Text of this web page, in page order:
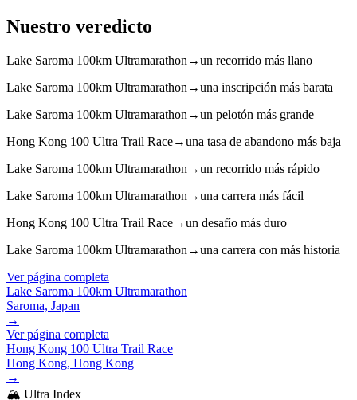
Nuestro veredicto
Lake Saroma 100km Ultramarathon →un recorrido más llano
Lake Saroma 100km Ultramarathon →una inscripción más barata
Lake Saroma 100km Ultramarathon →un pelotón más grande
Hong Kong 100 Ultra Trail Race→una tasa de abandono más baja
Lake Saroma 100km Ultramarathon →un recorrido más rápido
Lake Saroma 100km Ultramarathon →una carrera más fácil
Hong Kong 100 Ultra Trail Race→un desafío más duro
Lake Saroma 100km Ultramarathon →una carrera con más historia
Ver página completa
Lake Saroma 100km Ultramarathon
Saroma, Japan
→
Ver página completa
Hong Kong 100 Ultra Trail Race
Hong Kong, Hong Kong
→
🏔️ Ultra Index